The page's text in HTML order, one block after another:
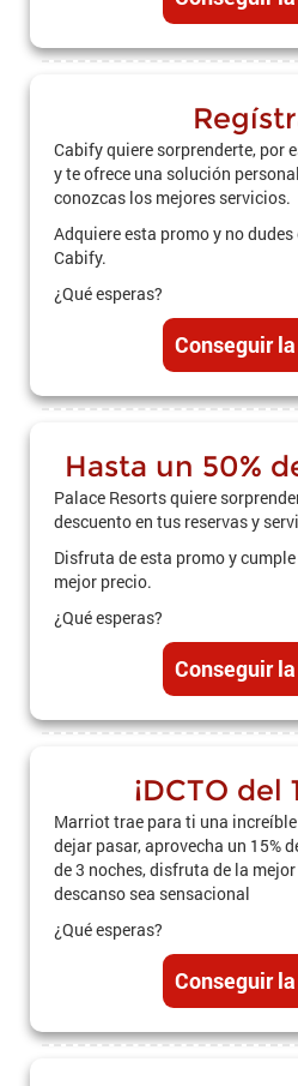
Cabify quiere sorprenderte, por
y te ofrece una solución
conozcas los mejores servicios.
Adquiere esta promo y no
Cabify.
¿Qué esperas?
Conseguir
Hasta un 50%
Palace Resorts quiere
descuento en tus reservas y
Disfruta de esta promo y
mejor precio.
¿Qué esperas?
Conseguir
¡DCTO del
Marriot trae para ti una
dejar pasar, aprovecha un 15%
de 3 noches, disfruta de la
descanso sea sensacional
¿Qué esperas?
Conseguir